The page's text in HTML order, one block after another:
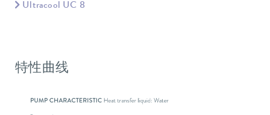
Ultracool UC 8
特性曲线